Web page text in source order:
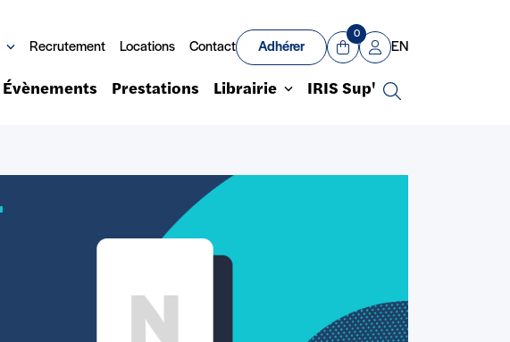
Recrutement Locations Contact Adhérer
Panier
0
Mon compte
EN
Évènements Prestations Librairie IRIS Sup'
Recherche